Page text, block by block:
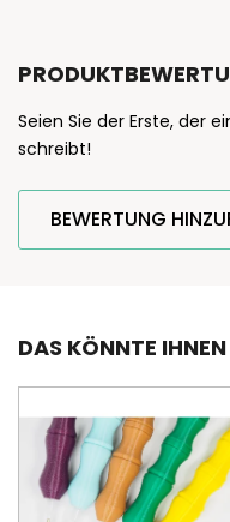
Seien Sie der Erste, der
schreibt!
BEWERTUNG
DAS KÖNNTE